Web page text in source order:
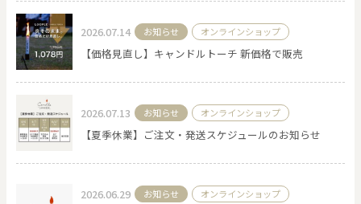
2026.07.14 お知らせ オンラインショップ
【価格見直し】キャンドルトーチ 新価格で販売
2026.07.13 お知らせ オンラインショップ
【夏季休業】ご注文・発送スケジュールのお知らせ
2026.06.29 お知らせ オンラインショップ